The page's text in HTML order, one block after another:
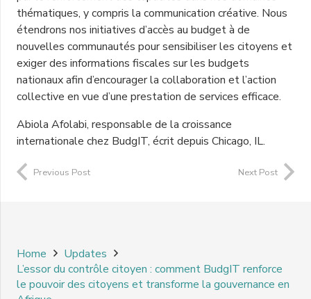
thématiques, y compris la communication créative. Nous
étendrons nos initiatives d’accès au budget à de
nouvelles communautés pour sensibiliser les citoyens et
exiger des informations fiscales sur les budgets
nationaux afin d’encourager la collaboration et l’action
collective en vue d’une prestation de services efficace.
Abiola Afolabi, responsable de la croissance
internationale chez BudgIT, écrit depuis Chicago, IL.
Previous Post Next Post
Home
Updates
L’essor du contrôle citoyen : comment BudgIT renforce
le pouvoir des citoyens et transforme la gouvernance en